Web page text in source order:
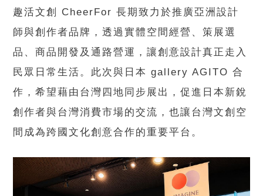
趣活文創 CheerFor 長期致力於推廣亞洲設計
師與創作者品牌，透過實體空間經營、策展選
品、商品開發及通路營運，讓創意設計真正走入
民眾日常生活。此次與日本 gallery AGITO 合
作，希望藉由台灣四地同步展出，促進日本新銳
創作者與台灣消費市場的交流，也讓台灣文創空
間成為跨國文化創意合作的重要平台。